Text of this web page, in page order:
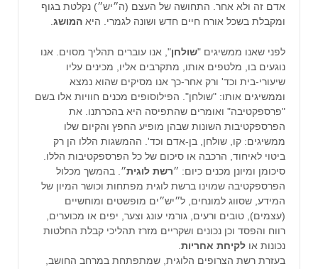
אדם זה ולא אחר. התחושה של העצם (ה״יש״) נקלטת בגוף
ומקבלת בשכל אורח חיים חדש ושונה לגמרי. היא המושג
לפני שאנו ממשיגים "שולחן", אנו עוברים תהליך מסוים. אנו
נוגעים בו, מלטפים אותו, מתקרבים אליו, מכינים עליו
שיעורי-בית וכד' ורק אחר-כך אנו מסיקים שהוא נמצא
וממשיגים אותו: "שולחן". הפילוסופים מכנים חוויות אלו בשם
"פרספקטיבה" ואומרים שהתפיסה היא בהכרתנו. את
הפרספקטיבות השונות שבהן מופיע החפץ והקיום שלו
ממשיגים: קו, שולחן, בן-אדם וכד'. ההמשגות הללו הן רק
ביטוי לאיחוד, הרכבה או סיכום של כל הפרספקטיבות הללו.
סיכומן ומיונן מכנים כיום: ״רשת לוגית״. בהמשך מכלול
הפרספקטיבה שמוינו ברשת לוגית מפתחות וכושר המיון של
המידע, שסווג למונחים, ל״יש״ים מופשטים ומוחשיים
(עצמים), טובים ורעים, גורמי עונג וצער, יפים או מכוערים,
רווח והפסד וכן נכונים ושקריים מזרז תהליכי קבלת החלטות
נכונות או לקיחת אחריות.
בעזרת רשת הצרופים הלוגית, שמתפתחת במרחב החושב,